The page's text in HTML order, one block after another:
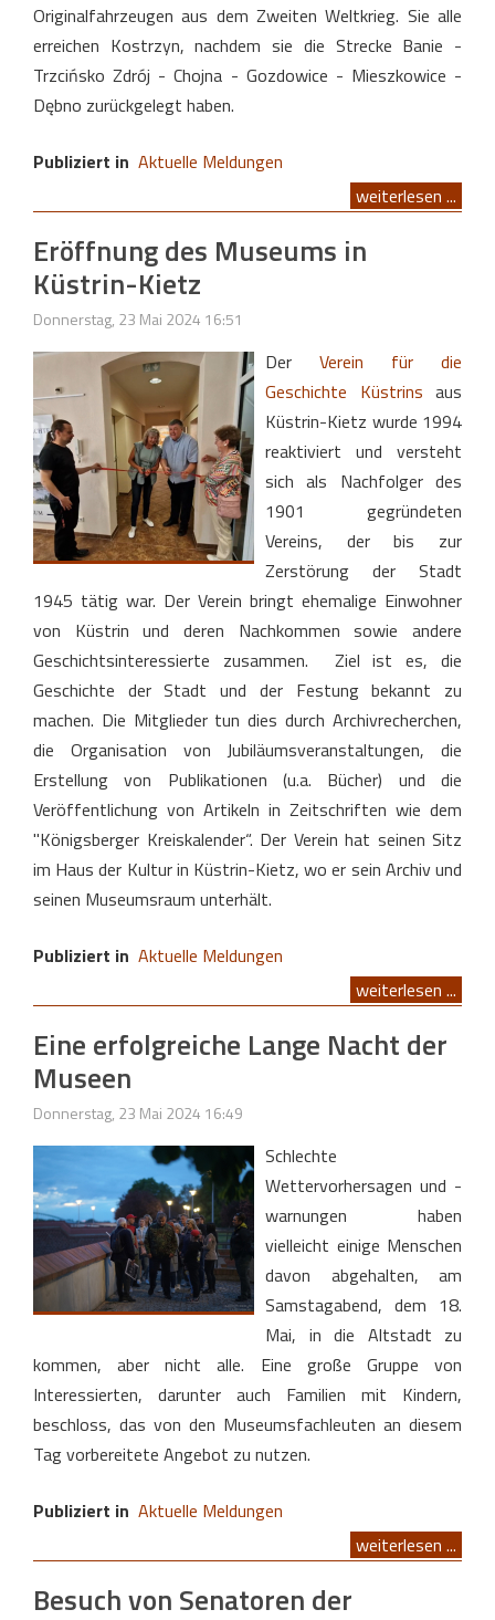
Originalfahrzeugen aus dem Zweiten Weltkrieg. Sie alle
erreichen Kostrzyn, nachdem sie die Strecke Banie -
Trzcińsko Zdrój - Chojna - Gozdowice - Mieszkowice -
Dębno zurückgelegt haben.
Publiziert in Aktuelle Meldungen
weiterlesen ...
Eröffnung des Museums in
Küstrin-Kietz
Donnerstag, 23 Mai 2024 16:51
Der Verein für die
Geschichte Küstrins aus
Küstrin-Kietz wurde 1994
reaktiviert und versteht
sich als Nachfolger des
1901 gegründeten
Vereins, der bis zur
Zerstörung der Stadt
1945 tätig war. Der Verein bringt ehemalige Einwohner
von Küstrin und deren Nachkommen sowie andere
Geschichtsinteressierte zusammen. Ziel ist es, die
Geschichte der Stadt und der Festung bekannt zu
machen. Die Mitglieder tun dies durch Archivrecherchen,
die Organisation von Jubiläumsveranstaltungen, die
Erstellung von Publikationen (u.a. Bücher) und die
Veröffentlichung von Artikeln in Zeitschriften wie dem
"Königsberger Kreiskalender“. Der Verein hat seinen Sitz
im Haus der Kultur in Küstrin-Kietz, wo er sein Archiv und
seinen Museumsraum unterhält.
Publiziert in Aktuelle Meldungen
weiterlesen ...
Eine erfolgreiche Lange Nacht der
Museen
Donnerstag, 23 Mai 2024 16:49
Schlechte
Wettervorhersagen und -
warnungen haben
vielleicht einige Menschen
davon abgehalten, am
Samstagabend, dem 18.
Mai, in die Altstadt zu
kommen, aber nicht alle. Eine große Gruppe von
Interessierten, darunter auch Familien mit Kindern,
beschloss, das von den Museumsfachleuten an diesem
Tag vorbereitete Angebot zu nutzen.
Publiziert in Aktuelle Meldungen
weiterlesen ...
Besuch von Senatoren der